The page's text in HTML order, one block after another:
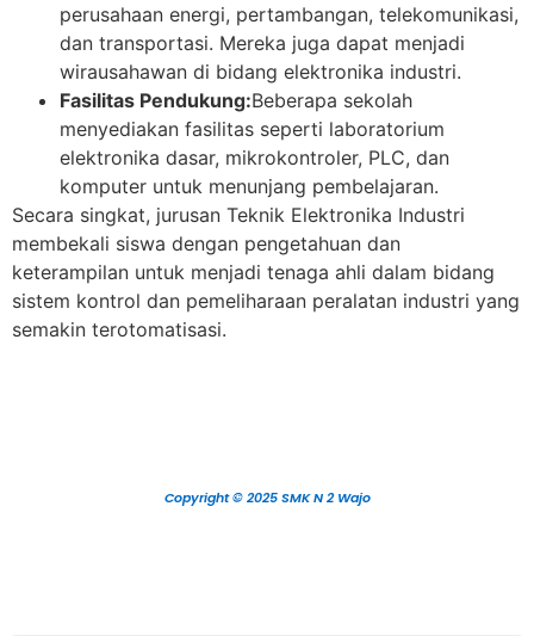
perusahaan energi, pertambangan, telekomunikasi,
dan transportasi. Mereka juga dapat menjadi
wirausahawan di bidang elektronika industri.
Fasilitas Pendukung:Beberapa sekolah
menyediakan fasilitas seperti laboratorium
elektronika dasar, mikrokontroler, PLC, dan
komputer untuk menunjang pembelajaran.
Secara singkat, jurusan Teknik Elektronika Industri
membekali siswa dengan pengetahuan dan
keterampilan untuk menjadi tenaga ahli dalam bidang
sistem kontrol dan pemeliharaan peralatan industri yang
semakin terotomatisasi.
Copyright © 2025 SMK N 2 Wajo